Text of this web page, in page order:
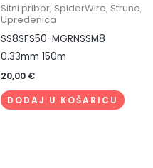
Sitni pribor, SpiderWire, Strune,
Upredenica
SS8SFS50-MGRNSSM8
0.33mm 150m
20,00 €
DODAJ U KOŠARICU